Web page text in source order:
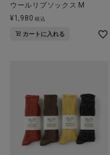
ウールリブソックス M
¥1,980 税込
カートに入れる